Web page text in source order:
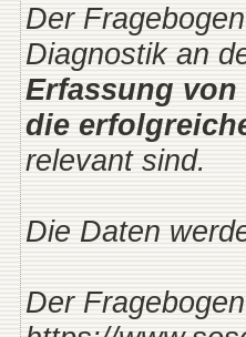
Der
Diagnostik an
Erfassung
die
relevant sind.
Die Daten
Der